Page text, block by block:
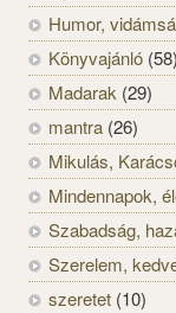
Humor,
Könyvajánló (58)
Madarak (29)
mantra (26)
Mikulás,
Mindennapok,
Szabadság,
Szerelem,
szeretet (10)